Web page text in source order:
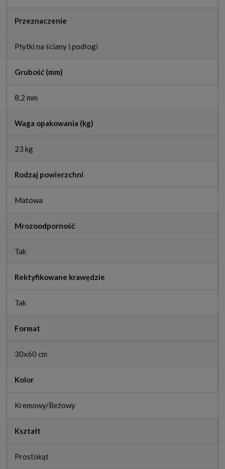
Przeznaczenie
Płytki na ściany i podłogi
Grubość (mm)
8,2 mm
Waga opakowania (kg)
23 kg
Rodzaj powierzchni
Matowa
Mrozoodporność
Tak
Rektyfikowane krawędzie
Tak
Format
30x60 cm
Kolor
Kremowy/Beżowy
Kształt
Prostokąt